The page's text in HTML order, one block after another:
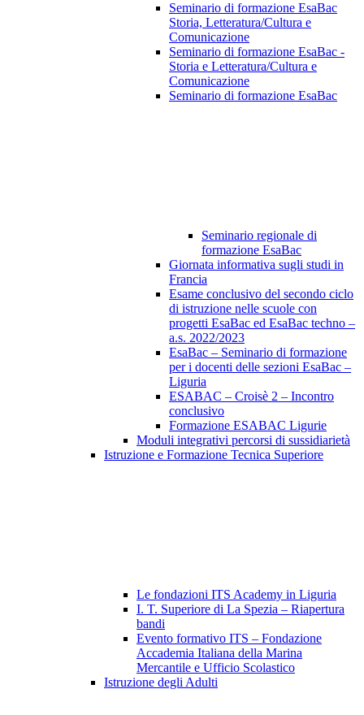
Seminario di formazione EsaBac
Storia, Letteratura/Cultura e
Comunicazione
Seminario di formazione EsaBac -
Storia e Letteratura/Cultura e
Comunicazione
Seminario di formazione EsaBac
Seminario regionale di
formazione EsaBac
Giornata informativa sugli studi in
Francia
Esame conclusivo del secondo ciclo
di istruzione nelle scuole con
progetti EsaBac ed EsaBac techno –
a.s. 2022/2023
EsaBac – Seminario di formazione
per i docenti delle sezioni EsaBac –
Liguria
ESABAC – Croisè 2 – Incontro
conclusivo
Formazione ESABAC Ligurie
Moduli integrativi percorsi di sussidiarietà
Istruzione e Formazione Tecnica Superiore
Le fondazioni ITS Academy in Liguria
I. T. Superiore di La Spezia – Riapertura
bandi
Evento formativo ITS – Fondazione
Accademia Italiana della Marina
Mercantile e Ufficio Scolastico
Istruzione degli Adulti